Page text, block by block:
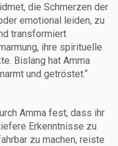
die Schmerzen der
emotional leiden, zu
transformiert
ihre spirituelle
Bislang hat Amma
und getröstet.“
Amma fest, dass ihr
Erkenntnisse zu
zu machen, reiste